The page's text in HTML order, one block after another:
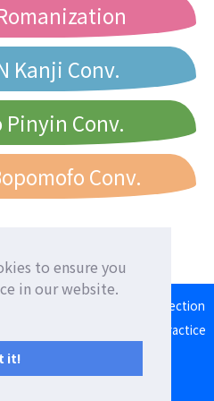
to ensure you
in our website.
it!
Kanji Conv.
Pinyin Conv.
Conv.
Language Correction
Japanese Romaji Input Practice
Western Calendar